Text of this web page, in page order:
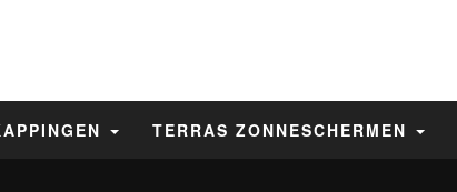
TERRAS ZONNESCHERMEN